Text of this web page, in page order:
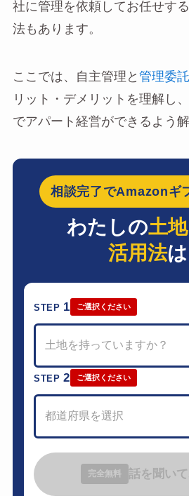
社に管理を依頼してお任せす
法もあります。
ここでは、自主管理と 管理委託
リット・デメリットを理解し
でアパート経営ができるよう解
相談完了でAmazonギ
わたしの土地
活用法
STEP 1 ご選択ください
土地を持っていますか？
STEP2 ご選択ください
都道府県を選択
完全無料 話を聞い